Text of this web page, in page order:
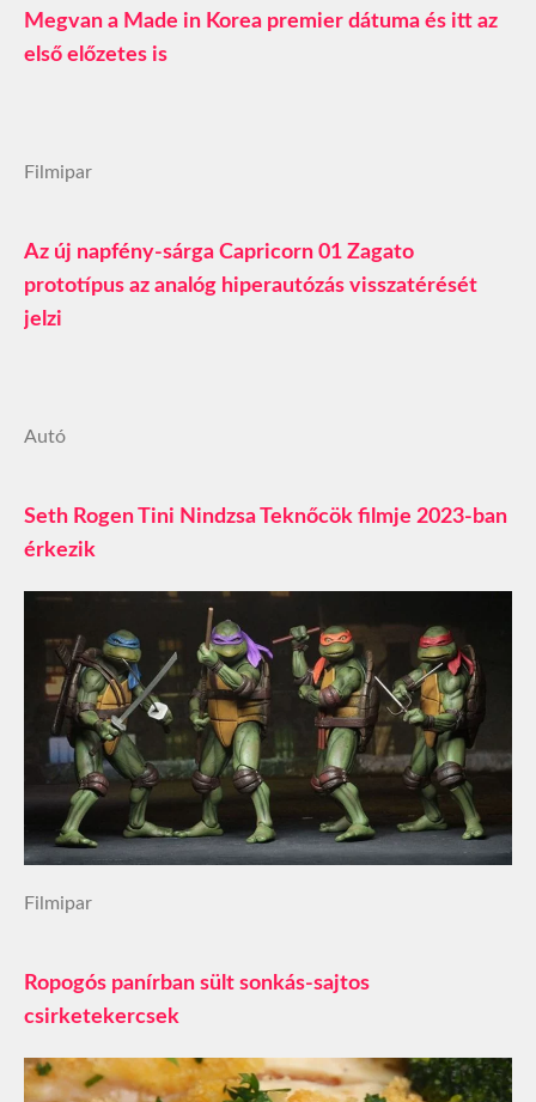
Megvan a Made in Korea premier dátuma és itt az
első előzetes is
Filmipar
Az új napfény-sárga Capricorn 01 Zagato
prototípus az analóg hiperautózás visszatérését
jelzi
Autó
Seth Rogen Tini Nindzsa Teknőcök filmje 2023-ban
érkezik
Filmipar
Ropogós panírban sült sonkás-sajtos
csirketekercsek